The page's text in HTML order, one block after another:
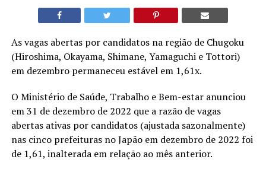
As vagas abertas por candidatos na região de Chugoku
(Hiroshima, Okayama, Shimane, Yamaguchi e Tottori)
em dezembro permaneceu estável em 1,61x.
O Ministério de Saúde, Trabalho e Bem-estar anunciou
em 31 de dezembro de 2022 que a razão de vagas
abertas ativas por candidatos (ajustada sazonalmente)
nas cinco prefeituras no Japão em dezembro de 2022 foi
de 1,61, inalterada em relação ao mês anterior.